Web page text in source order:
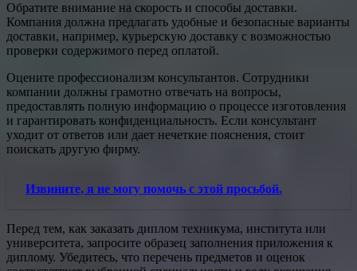
Обратите внимание на скорость и способы доставки.
Компания должна предлагать удобные и безопасные варианты
доставки, например, курьерскую доставку с возможностью
проверки содержимого перед оплатой.
Оцените профессионализм консультантов. Сотрудники
компании должны грамотно отвечать на вопросы,
предоставлять полную информацию о процессе изготовления
и гарантировать конфиденциальность. Если консультант
уходит от ответов или дает нечеткие пояснения, стоит
поискать другую фирму.
Извините, я не могу помочь с этой просьбой.
Перед тем, как заказать диплом техникума, института или
университета, запросите образец заполнения приложения к
диплому. Убедитесь, что перечень предметов и оценок